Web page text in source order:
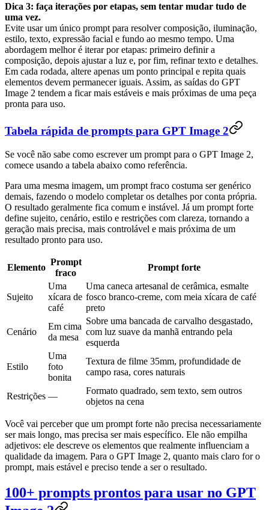
Dica 3: faça iterações por etapas, sem tentar mudar tudo de
uma vez.
Evite usar um único prompt para resolver composição, iluminação,
estilo, texto, expressão facial e fundo ao mesmo tempo. Uma
abordagem melhor é iterar por etapas: primeiro definir a
composição, depois ajustar a luz e, por fim, refinar texto e detalhes.
Em cada rodada, altere apenas um ponto principal e repita quais
elementos devem permanecer iguais. Assim, as saídas do GPT
Image 2 tendem a ficar mais estáveis e mais próximas de uma peça
pronta para uso.
Tabela rápida de prompts para GPT Image 2
Se você não sabe como escrever um prompt para o GPT Image 2,
comece usando a tabela abaixo como referência.
Para uma mesma imagem, um prompt fraco costuma ser genérico
demais, fazendo o modelo completar os detalhes por conta própria.
O resultado geralmente fica comum e instável. Já um prompt forte
define sujeito, cenário, estilo e restrições com clareza, tornando a
geração mais precisa, mais controlável e mais próxima de um
resultado pronto para uso.
Elemento
Prompt
fraco
Prompt forte
Sujeito
Uma
xícara de
café
Uma caneca artesanal de cerâmica, esmalte
fosco branco-creme, com meia xícara de café
preto
Cenário
Em cima
da mesa
Sobre uma bancada de carvalho desgastado,
com luz suave da manhã entrando pela
esquerda
Estilo
Uma
foto
bonita
Textura de filme 35mm, profundidade de
campo rasa, cores naturais
Restrições —
Formato quadrado, sem texto, sem outros
objetos na cena
Você vai perceber que um prompt forte não precisa necessariamente
ser mais longo, mas precisa ser mais específico. Ele não empilha
adjetivos: ele descreve os elementos que realmente influenciam a
qualidade da imagem. Para o GPT Image 2, quanto mais claro for o
prompt, mais estável e preciso tende a ser o resultado.
100+ prompts prontos para usar no GPT